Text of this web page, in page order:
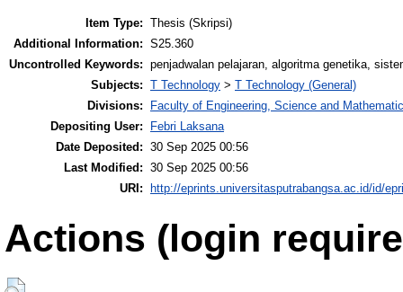
Item Type: Thesis (Skripsi)
Additional Information: S25.360
Uncontrolled Keywords: penjadwalan pelajaran, algoritma genetika,
Subjects: T Technology > T Technology (General)
Divisions:
Faculty of Engineering, Science and
Depositing User:
Febri Laksana
Date Deposited: 30 Sep 2025 00:56
Last Modified: 30 Sep 2025 00:56
URI: http://eprints.universitasputrabangsa.ac.id/id/
Actions (login